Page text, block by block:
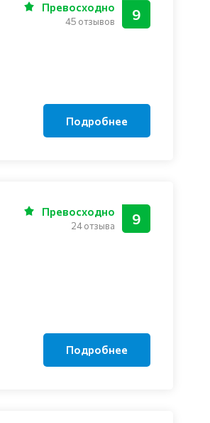
9
Превосходно
45 отзывов
Подробнее
9
Превосходно
24 отзыва
Подробнее